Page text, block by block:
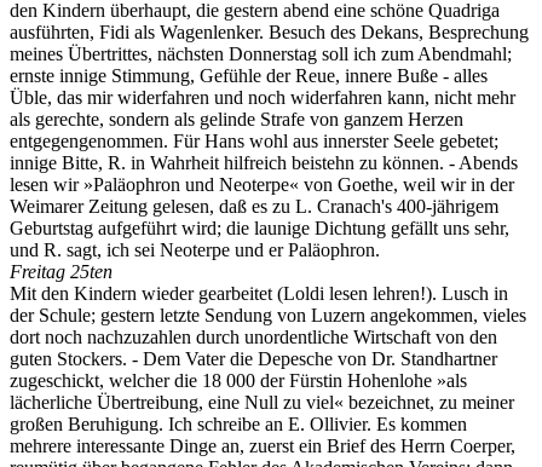
den Kindern überhaupt, die gestern abend eine schöne Quadriga
ausführten, Fidi als Wagenlenker. Besuch des Dekans, Besprechung
meines Übertrittes, nächsten Donnerstag soll ich zum Abendmahl;
ernste innige Stimmung, Gefühle der Reue, innere Buße - alles
Üble, das mir widerfahren und noch widerfahren kann, nicht mehr
als gerechte, sondern als gelinde Strafe von ganzem Herzen
entgegengenommen. Für Hans wohl aus innerster Seele gebetet;
innige Bitte, R. in Wahrheit hilfreich beistehn zu können. - Abends
lesen wir »Paläophron und Neoterpe« von Goethe, weil wir in der
Weimarer Zeitung gelesen, daß es zu L. Cranach's 400-jährigem
Geburtstag aufgeführt wird; die launige Dichtung gefällt uns sehr,
und R. sagt, ich sei Neoterpe und er Paläophron.
Freitag 25ten
Mit den Kindern wieder gearbeitet (Loldi lesen lehren!). Lusch in
der Schule; gestern letzte Sendung von Luzern angekommen, vieles
dort noch nachzuzahlen durch unordentliche Wirtschaft von den
guten Stockers. - Dem Vater die Depesche von Dr. Standhartner
zugeschickt, welcher die 18 000 der Fürstin Hohenlohe »als
lächerliche Übertreibung, eine Null zu viel« bezeichnet, zu meiner
großen Beruhigung. Ich schreibe an E. Ollivier. Es kommen
mehrere interessante Dinge an, zuerst ein Brief des Herrn Coerper,